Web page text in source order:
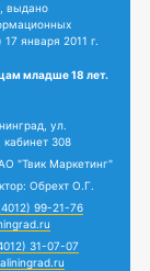
выдано
января 2011 г.
младше 18 лет.
ул.
308
"Твик Маркетинг"
Обрехт О.Г.
99-21-76
31-07-07